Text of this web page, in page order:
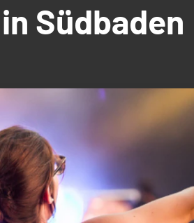
Südbaden